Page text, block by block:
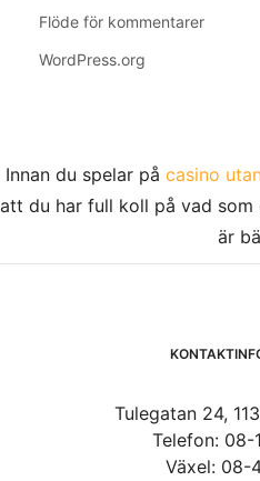
Flöde för kommentarer
WordPress.org
Innan du spelar på casino
att du har full koll på vad som
är
Tulegatan 24,
Telefon: 08-
Växel: 08-